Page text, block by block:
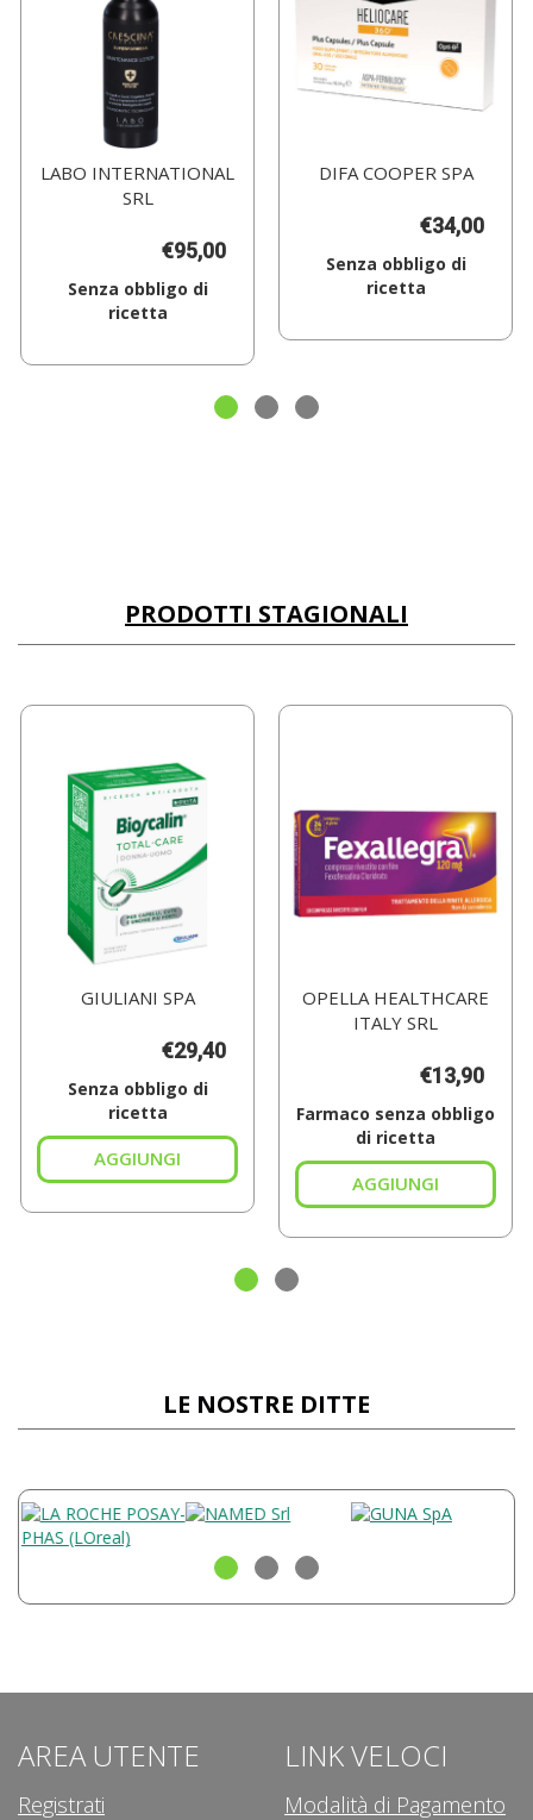
LABO INTERNATIONAL
SRL
€95,00
Senza obbligo di
ricetta
Aggiungi CRESCINA
IF
DIFA COOPER SPA
€34,00
Senza obbligo di
ricetta
360
PRODOTTI STAGIONALI
GIULIANI SPA
€29,40
Senza obbligo di
ricetta
Aggiungi BIOSCALIN
TOTAL
OPELLA HEALTHCARE
ITALY SRL
€13,90
Farmaco senza obbligo
di ricetta
Aggiungi
RIV
120MG al
LE NOSTRE DITTE
AREA UTENTE
Registrati
LINK VELOCI
Modalità di Pagamento